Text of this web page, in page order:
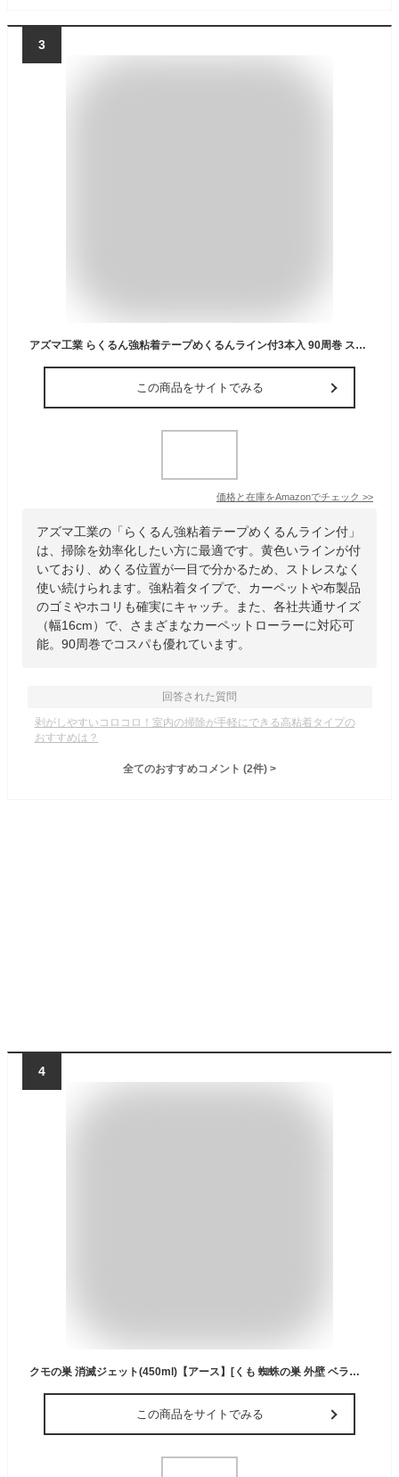
3
アズマ工業 らくるん強粘着テープめくるんライン付3本入 90周巻 スペアテープ めくり位置をみつけやすい黄色いライン カーペットローラー 各社共通サイズ 幅16cm
この商品をサイトでみる
価格と在庫をAmazonでチェック >>
アズマ工業の「らくるん強粘着テープめくるんライン付」
は、掃除を効率化したい方に最適です。黄色いラインが付
いており、めくる位置が一目で分かるため、ストレスなく
使い続けられます。強粘着タイプで、カーペットや布製品
のゴミやホコリも確実にキャッチ。また、各社共通サイズ
（幅16cm）で、さまざまなカーペットローラーに対応可
能。90周巻でコスパも優れています。
回答された質問
剥がしやすいコロコロ！室内の掃除が手軽にできる高粘着タイプの
おすすめは？
全てのおすすめコメント (2件) >
4
クモの巣 消滅ジェット(450ml)【アース】[くも 蜘蛛の巣 外壁 ベランダ 殺虫剤 駆除 スプレー]
この商品をサイトでみる